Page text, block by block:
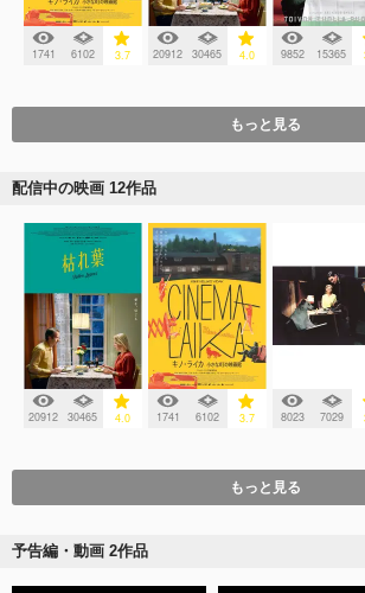
1741 6102 3.7 20912 30465 4.0 9852 15365
もっと見る
配信中の映画 12作品
20912 30465 4.0 1741 6102 3.7 8023 7029
もっと見る
予告編・動画 2作品